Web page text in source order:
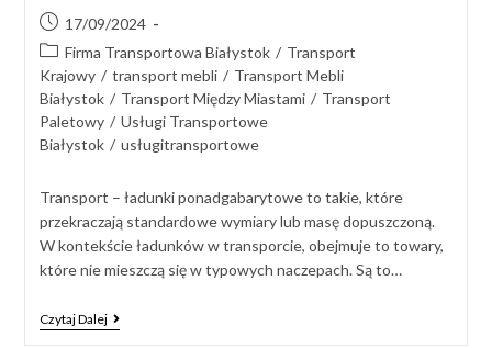
17/09/2024
Firma Transportowa Białystok / Transport
Krajowy / transport mebli / Transport Mebli
Białystok / Transport Między Miastami / Transport
Paletowy / Usługi Transportowe
Białystok / usługitransportowe
Transport – ładunki ponadgabarytowe to takie, które
przekraczają standardowe wymiary lub masę dopuszczoną.
W kontekście ładunków w transporcie, obejmuje to towary,
które nie mieszczą się w typowych naczepach. Są to…
Czytaj Dalej